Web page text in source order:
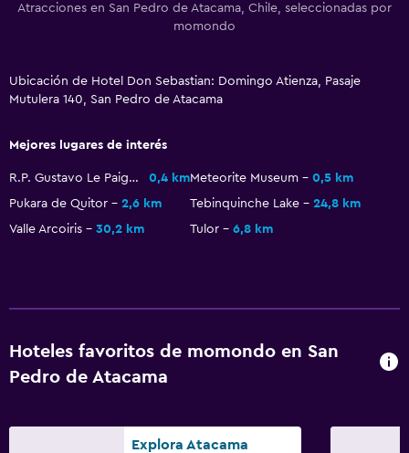
Atracciones en San Pedro de Atacama, Chile, seleccionadas por
momondo
Ubicación de Hotel Don Sebastian: Domingo Atienza, Pasaje
Mutulera 140, San Pedro de Atacama
Mejores lugares de interés
R.P. Gustavo Le Paige Archaeological Museum 0,4 kmMeteorite Museum
0,5 km
Pukara de Quitor
2,6 km Tebinquinche Lake
24,8 km
Valle Arcoiris
30,2 km Tulor 6,8 km
Hoteles favoritos de momondo en San
Pedro de Atacama
Explora Atacama